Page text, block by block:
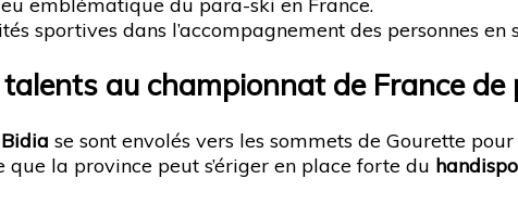
sportives dans l’accompagnement des personnes
au championnat de France
se sont envolés vers les sommets de Gourette
la province peut s’ériger en place forte du